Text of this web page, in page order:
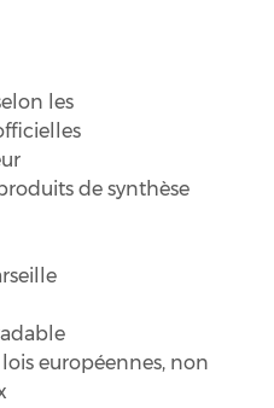
les
de synthèse
européennes, non